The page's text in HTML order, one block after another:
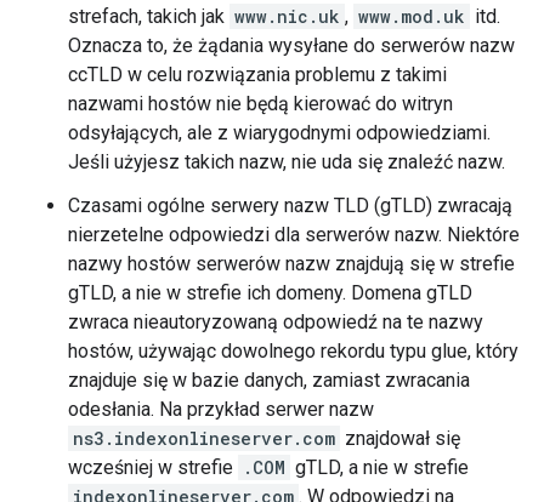
strefach, takich jak www.nic.uk , www.mod.uk itd.
Oznacza to, że żądania wysyłane do serwerów nazw
ccTLD w celu rozwiązania problemu z takimi
nazwami hostów nie będą kierować do witryn
odsyłających, ale z wiarygodnymi odpowiedziami.
Jeśli użyjesz takich nazw, nie uda się znaleźć nazw.
Czasami ogólne serwery nazw TLD (gTLD) zwracają
nierzetelne odpowiedzi dla serwerów nazw. Niektóre
nazwy hostów serwerów nazw znajdują się w strefie
gTLD, a nie w strefie ich domeny. Domena gTLD
zwraca nieautoryzowaną odpowiedź na te nazwy
hostów, używając dowolnego rekordu typu glue, który
znajduje się w bazie danych, zamiast zwracania
odesłania. Na przykład serwer nazw
ns3.indexonlineserver.com znajdował się
wcześniej w strefie .COM gTLD, a nie w strefie
indexonlineserver.com . W odpowiedzi na